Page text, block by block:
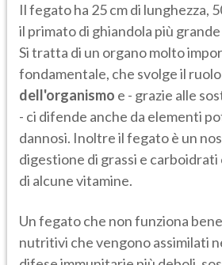
Il fegato ha 25 cm di lunghezza,
il primato di ghiandola più
Si tratta di un organo molto
fondamentale, che svolge il
dell'organismo e - grazie alle
- ci difende anche da elementi
dannosi. Inoltre il fegato è un
digestione di grassi e carboidrati
di alcune vitamine.
Un fegato che non funziona
nutritivi che vengono assimilati